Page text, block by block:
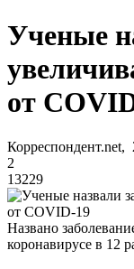
Ученые
от
2
13229
Названо
коронавирусе в 12